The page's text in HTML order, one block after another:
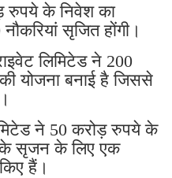
रुपये के निवेश का
सृजित होंगी।
लिमिटेड ने 200
योजना बनाई है जिससे
ने 50 करोड़ रुपये के
के सृजन के लिए एक
हैं।